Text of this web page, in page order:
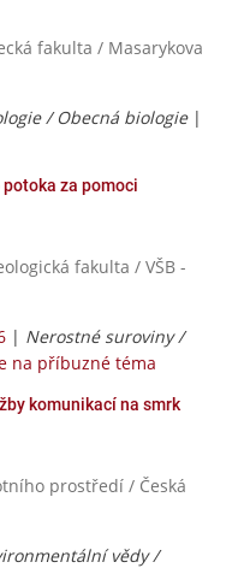
fakulta / Masarykova
/ Obecná biologie|
za pomoci
fakulta / VŠB -
| Nerostné suroviny /
na příbuzné téma
komunikací na smrk
prostředí / Česká
vědy /